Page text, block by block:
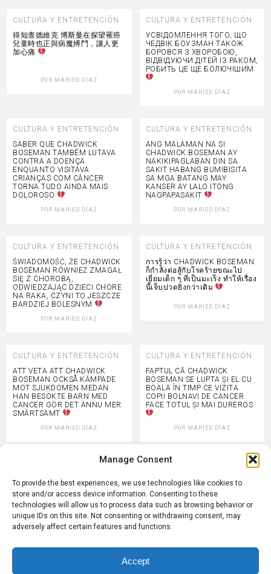
Manage Consent
To provide the best experiences, we use technologies like cookies to
store and/or access device information. Consenting to these
technologies will allow us to process data such as browsing behavior or
unique IDs on this site. Not consenting or withdrawing consent, may
adversely affect certain features and functions.
Accept
CULTURA Y ENTRETENCIÓN
得知查德維克·博斯曼在探望罹癌
兒童時也正與病魔搏鬥，讓人更
加心痛
POR MARIED DÍAZ
CULTURA Y ENTRETENCIÓN
УСВІДОМЛЕННЯ ТОГО, ЩО
ЧЕДВІК БОУЗМАН ТАКОЖ
БОРОВСЯ З ХВОРОБОЮ,
ВІДВІДУЮЧИ ДІТЕЙ ІЗ РАКОМ,
РОБИТЬ ЦЕ ЩЕ БОЛЮЧІШИМ
POR MARIED DÍAZ
CULTURA Y ENTRETENCIÓN
SABER QUE CHADWICK
BOSEMAN TAMBÉM LUTAVA
CONTRA A DOENÇA
ENQUANTO VISITAVA
CRIANÇAS COM CÂNCER
TORNA TUDO AINDA MAIS
DOLOROSO
POR MARIED DÍAZ
CULTURA Y ENTRETENCIÓN
ANG MALAMAN NA SI
CHADWICK BOSEMAN AY
NAKIKIPAGLABAN DIN SA
SAKIT HABANG BUMIBISITA
SA MGA BATANG MAY
KANSER AY LALO ITONG
NAGPAPASAKIT
POR MARIED DÍAZ
CULTURA Y ENTRETENCIÓN
ŚWIADOMOŚĆ, ŻE CHADWICK
BOSEMAN RÓWNIEŻ ZMAGAŁ
SIĘ Z CHOROBĄ,
ODWIEDZAJĄC DZIECI CHORE
NA RAKA, CZYNI TO JESZCZE
BARDZIEJ BOLESNYM
POR MARIED DÍAZ
CULTURA Y ENTRETENCIÓN
การรู้ว่า CHADWICK BOSEMAN
ก็กำลังต่อสู้กับโรคร้ายขณะไป
เยี่ยมเด็ก ๆ ที่เป็นมะเร็ง ทำให้เรื่อง
นี้เจ็บปวดยิ่งกว่าเดิม
POR MARIED DÍAZ
CULTURA Y ENTRETENCIÓN
ATT VETA ATT CHADWICK
BOSEMAN OCKSÅ KÄMPADE
MOT SJUKDOMEN MEDAN
HAN BESÖKTE BARN MED
CANCER GÖR DET ÄNNU MER
SMÄRTSAMT
POR MARIED DÍAZ
CULTURA Y ENTRETENCIÓN
FAPTUL CĂ CHADWICK
BOSEMAN SE LUPTA ȘI EL CU
BOALA ÎN TIMP CE VIZITA
COPII BOLNAVI DE CANCER
FACE TOTUL ȘI MAI DUREROS
POR MARIED DÍAZ
CULTURA Y ENTRETENCIÓN
チャドウィック・ボーズマン
も、がんの子どもたちを訪問し
ていた間に病と闘っていたと知
ると、いっそう胸が痛む
PORMARIED DÍAZ
CULTURA Y ENTRETENCIÓN
MENGETAHUI BAHWA
CHADWICK BOSEMAN JUGA
SEDANG BERJUANG
MELAWAN PENYAKIT ITU SAAT
MENGUNJUNGI ANAK-ANAK
PENDERITA KANKER
MEMBUATNYA TERASA